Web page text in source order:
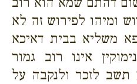
ומיהו לפירוש זה לא
משליא בבית דאיכא
אינו רוב גמור
לזכר ולנקבה על